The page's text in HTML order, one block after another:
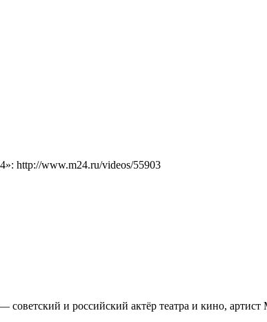
http://www.m24.ru/videos/55903
и российский актёр театра и кино,